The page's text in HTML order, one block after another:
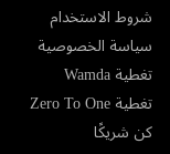
شروط الاستخدام
سياسة الخصوصية
تغطية Wamda
تغطية Zero To One
كن شريكًا